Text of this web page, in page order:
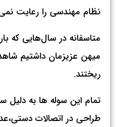
نظام مهندسی را رعایت
متاسفانه در سال‌هایی
میهن عزیزمان داشتیم
ریختند.
تمام این سوله ها به
طراحی در اتصالات